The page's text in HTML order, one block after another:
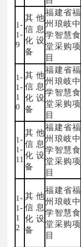
1-
1-
9
其他
信息
化设
备
福建省福
州琅岐中
学智慧食
堂采购项
目
1-
1-
1
0
其他
信息
化设
备
福建省福
州琅岐中
学智慧食
堂采购项
目
1-
1-
11
其他
信息
化设
备
福建省福
州琅岐中
学智慧食
堂采购项
目
1-
1-
1
2
其他
信息
化设
备
福建省福
州琅岐中
学智慧食
堂采购项
目